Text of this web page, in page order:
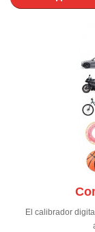
El calibrador